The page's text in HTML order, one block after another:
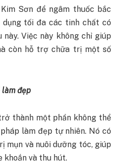
Sơn để ngâm thuốc bắc
dụng tối đa các tinh chất có
Việc này không chỉ giúp
còn hỗ trợ chữa trị một số
làm đẹp
thành một phần không thể
làm đẹp tự nhiên. Nó có
mụn và nuôi dưỡng tóc, giúp
khoắn và thu hút.